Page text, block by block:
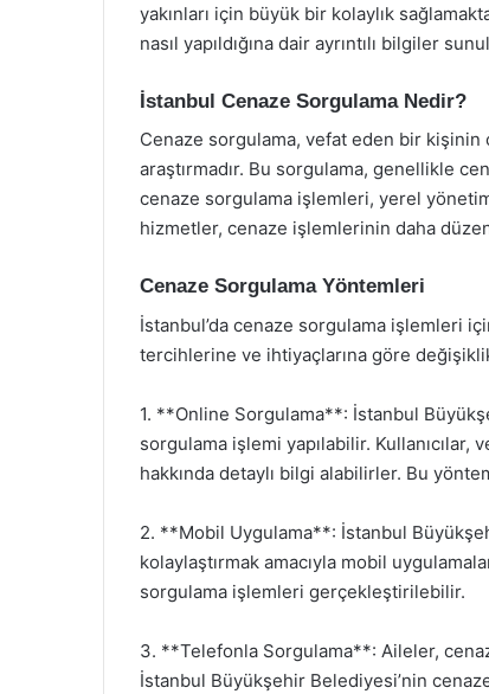
yakınları için büyük bir kolaylık
nasıl yapıldığına dair ayrıntılı bilgiler
İstanbul Cenaze Sorgulama Nedir?
Cenaze sorgulama, vefat eden bir kişinin
araştırmadır. Bu sorgulama, genellikle
cenaze sorgulama işlemleri, yerel
hizmetler, cenaze işlemlerinin daha
Cenaze Sorgulama Yöntemleri
İstanbul’da cenaze sorgulama işlemleri
tercihlerine ve ihtiyaçlarına göre
1. **Online Sorgulama**: İstanbul
sorgulama işlemi yapılabilir.
hakkında detaylı bilgi alabilirler. Bu
2. **Mobil Uygulama**: İstanbul
kolaylaştırmak amacıyla mobil
sorgulama işlemleri gerçekleştirilebilir.
3. **Telefonla Sorgulama**: Aileler,
İstanbul Büyükşehir Belediyesi’nin